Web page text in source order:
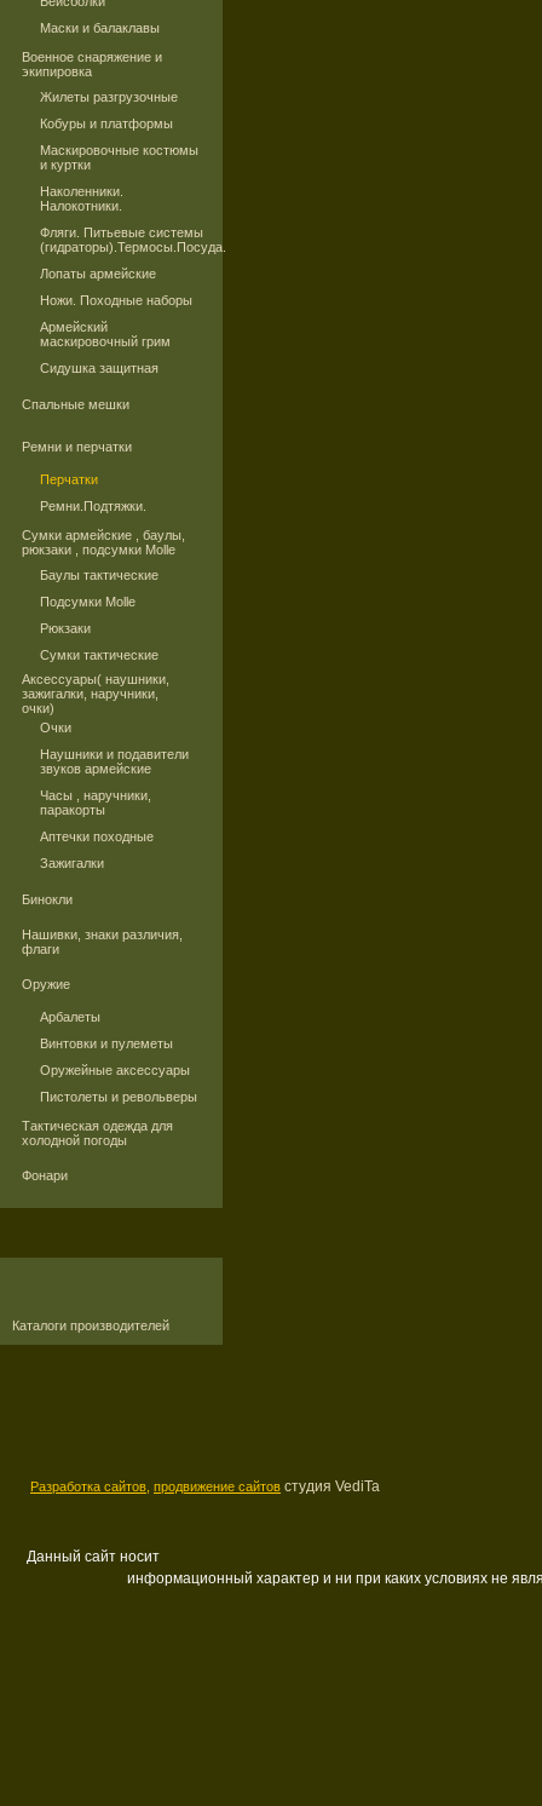
Маски и балаклавы
Военное снаряжение и
экипировка
Жилеты разгрузочные
Кобуры и платформы
Маскировочные костюмы
и куртки
Наколенники.
Налокотники.
Фляги. Питьевые системы
(гидраторы).Термосы.Посуда.
Лопаты армейские
Ножи. Походные наборы
Армейский
маскировочный грим
Сидушка защитная
Спальные мешки
Ремни и перчатки
Перчатки
Ремни.Подтяжки.
Сумки армейские , баулы,
рюкзаки , подсумки Molle
Баулы тактические
Подсумки Molle
Рюкзаки
Сумки тактические
Аксессуары( наушники,
зажигалки, наручники,
очки)
Очки
Наушники и подавители
звуков армейские
Часы , наручники,
паракорты
Аптечки походные
Зажигалки
Бинокли
Нашивки, знаки различия,
флаги
Оружие
Арбалеты
Винтовки и пулеметы
Оружейные аксессуары
Пистолеты и револьверы
Тактическая одежда для
холодной погоды
Фонари
Каталоги производителей
Разработка сайтов, продвижение сайтов студия VediTa
Данный сайт носит
информационный характер и ни при каких условиях не